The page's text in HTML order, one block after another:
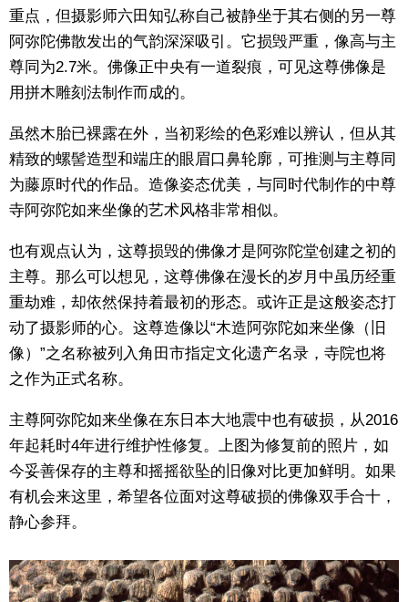
重点，但摄影师六田知弘称自己被静坐于其右侧的另一尊
阿弥陀佛散发出的气韵深深吸引。它损毁严重，像高与主
尊同为2.7米。佛像正中央有一道裂痕，可见这尊佛像是
用拼木雕刻法制作而成的。
虽然木胎已裸露在外，当初彩绘的色彩难以辨认，但从其
精致的螺髻造型和端庄的眼眉口鼻轮廓，可推测与主尊同
为藤原时代的作品。造像姿态优美，与同时代制作的中尊
寺阿弥陀如来坐像的艺术风格非常相似。
也有观点认为，这尊损毁的佛像才是阿弥陀堂创建之初的
主尊。那么可以想见，这尊佛像在漫长的岁月中虽历经重
重劫难，却依然保持着最初的形态。或许正是这般姿态打
动了摄影师的心。这尊造像以“木造阿弥陀如来坐像（旧
像）”之名称被列入角田市指定文化遗产名录，寺院也将
之作为正式名称。
主尊阿弥陀如来坐像在东日本大地震中也有破损，从2016
年起耗时4年进行维护性修复。上图为修复前的照片，如
今妥善保存的主尊和摇摇欲坠的旧像对比更加鲜明。如果
有机会来这里，希望各位面对这尊破损的佛像双手合十，
静心参拜。